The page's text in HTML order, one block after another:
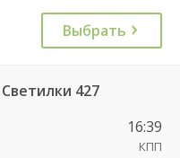
Выбрать
427
16:39
КПП